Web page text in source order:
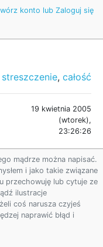
konto lub Zaloguj się
streszczenie, całość
19 kwietnia 2005
(wtorek),
23:26:26
mądrze można napisać.
i jako takie związane
przechowuję lub cytuje ze
ilustracje
coś narusza czyjeś
naprawić błąd i